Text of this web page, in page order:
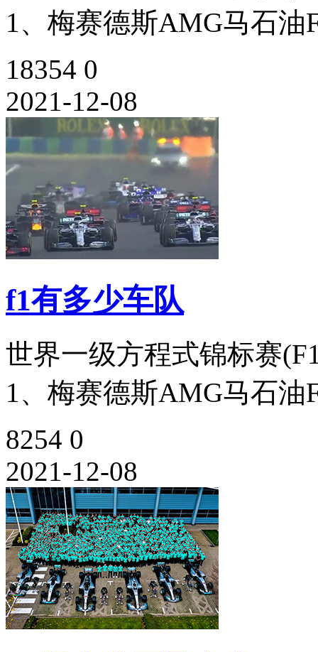
1、梅赛德斯AMG马石油
18354 0
2021-12-08
f1有多少车队
世界一级方程式锦标赛
1、梅赛德斯AMG马石油
8254 0
2021-12-08